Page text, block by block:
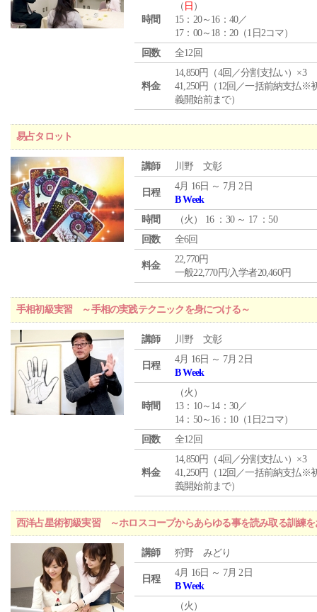
時間
（ 日 ）
15：20～16：40／
17：00～18：20（1日2コマ）
回数
全12回
料金
14,850円（4回／分割支払い）×3
41,250円（12回／一括前納支払※
義開始前まで）
易占タロット
講師 川野 文彰
日程
4月 16日 ～ 7月 2日
B Week
時間
（火 ） 16 ：30 ～ 17 ：50
回数
全6回
料金
22,770円
一般22,770円/入学者20,460円
手相初級実習 ～手相の実践テクニックを身につける～
講師 川野 文彰
日程
4月 16日 ～ 7月 2日
B Week
時間
（火 ）
13：10～14：30／
14：50～16：10（1日2コマ）
回数
全12回
料金
14,850円（4回／分割支払い）×3
41,250円（12回／一括前納支払※
義開始前まで）
西洋占星術初級実習 ～ホロスコープからあらゆる事を読み取る訓練を
講師 狩野 みどり
日程
4月 16日 ～ 7月 2日
B Week
（火 ）